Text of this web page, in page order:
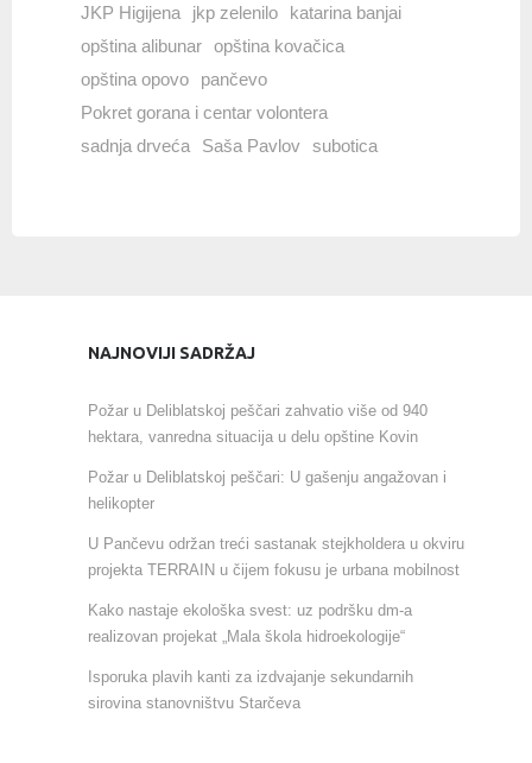
JKP Higijena
jkp zelenilo
katarina banjai
opština alibunar opština kovačica
opština opovo
pančevo
Pokret gorana i centar volontera
sadnja drveća
Saša Pavlov subotica
NAJNOVIJI SADRŽAJ
Požar u Deliblatskoj peščari zahvatio više od 940
hektara, vanredna situacija u delu opštine Kovin
Požar u Deliblatskoj peščari: U gašenju angažovan i
helikopter
U Pančevu održan treći sastanak stejkholdera u okviru
projekta TERRAIN u čijem fokusu je urbana mobilnost
Kako nastaje ekološka svest: uz podršku dm-a
realizovan projekat „Mala škola hidroekologije“
Isporuka plavih kanti za izdvajanje sekundarnih
sirovina stanovništvu Starčeva